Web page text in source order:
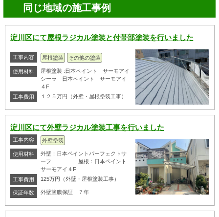
同じ地域の施工事例
淀川区にて屋根ラジカル塗装と付帯部塗装を行いました
工事内容 屋根塗装 その他の塗装
使用材料
屋根塗装 :日本ペイント サーモアイ
シーラ 日本ペイント サーモアイ
４F
工事費用
１２５万円（外壁・屋根塗装工事）
淀川区にて外壁ラジカル塗装工事を行いました
工事内容 外壁塗装
使用材料
外壁：日本ペイントパーフェクトサ
ーフ 屋根：日本ペイント
サーモアイ４F
工事費用
125万円（外壁・屋根塗装工事）
保証年数 外壁塗膜保証 ７年